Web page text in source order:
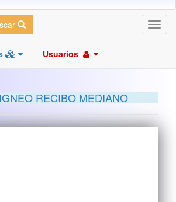
Usuarios
RECIBO MEDIANO